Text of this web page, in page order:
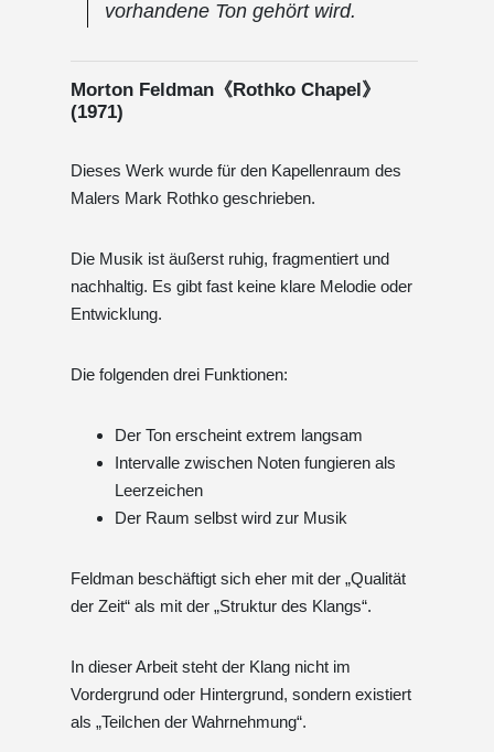
vorhandene Ton gehört wird.
Morton Feldman《Rothko Chapel》
(1971)
Dieses Werk wurde für den Kapellenraum des
Malers Mark Rothko geschrieben.
Die Musik ist äußerst ruhig, fragmentiert und
nachhaltig. Es gibt fast keine klare Melodie oder
Entwicklung.
Die folgenden drei Funktionen:
Der Ton erscheint extrem langsam
Intervalle zwischen Noten fungieren als
Leerzeichen
Der Raum selbst wird zur Musik
Feldman beschäftigt sich eher mit der „Qualität
der Zeit“ als mit der „Struktur des Klangs“.
In dieser Arbeit steht der Klang nicht im
Vordergrund oder Hintergrund, sondern existiert
als „Teilchen der Wahrnehmung“.